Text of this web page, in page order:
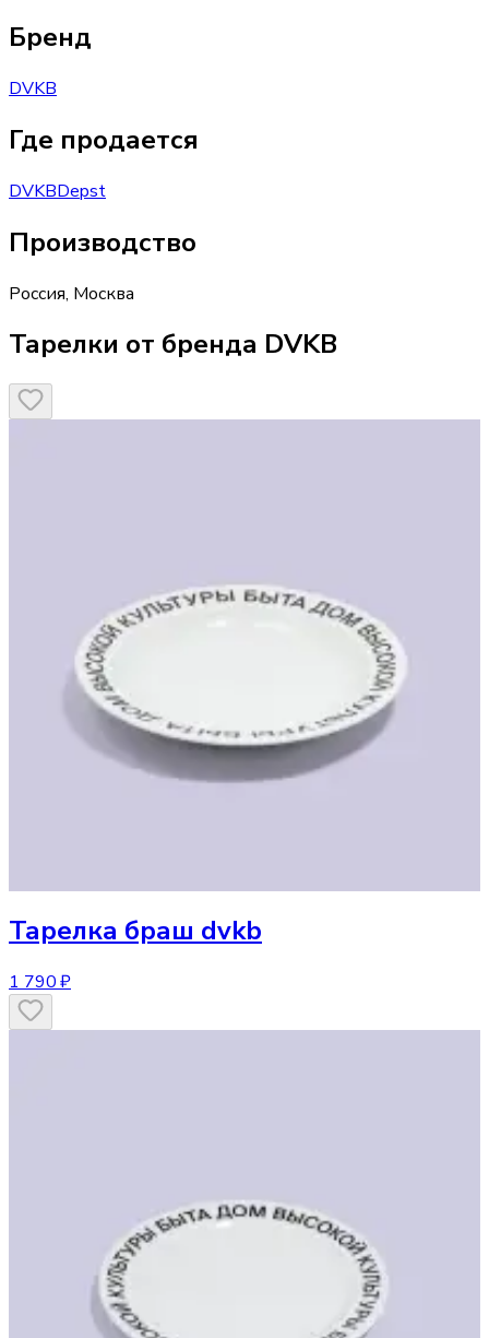
Бренд
DVKB
Где продается
DVKBDepst
Производство
Россия, Москва
Тарелки от бренда DVKB
Тарелка браш dvkb
1 790 ₽